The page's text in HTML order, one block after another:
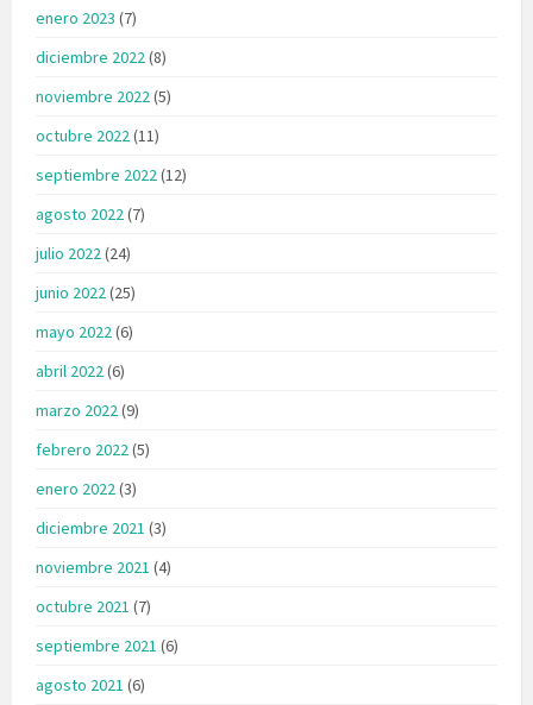
enero 2023 (7)
diciembre 2022(8)
noviembre 2022(5)
octubre 2022(11)
septiembre 2022(12)
agosto 2022(7)
julio 2022(24)
junio 2022(25)
mayo 2022(6)
abril 2022(6)
marzo 2022(9)
febrero 2022(5)
enero 2022(3)
diciembre 2021 (3)
noviembre 2021 (4)
octubre 2021 (7)
septiembre 2021 (6)
agosto 2021 (6)